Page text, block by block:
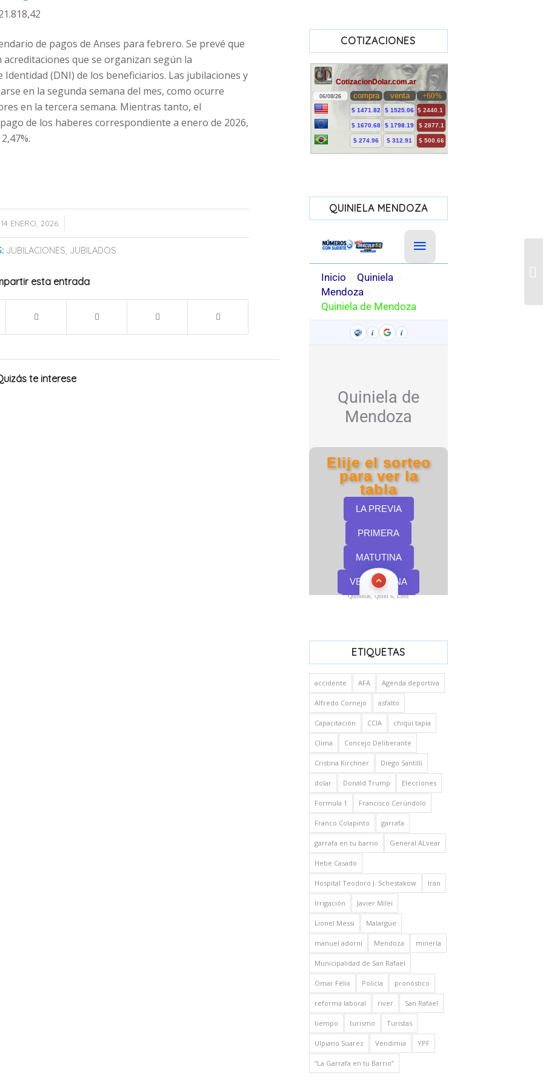
de pagos de Anses para febrero. Se prevé que
que se organizan según la
(DNI) de los beneficiarios. Las jubilaciones y
en la segunda semana del mes, como ocurre
en la tercera semana. Mientras tanto, el
de los haberes correspondiente a enero de 2026,
14 ENERO, 2026
/
JUBILACIONES, JUBILADOS
esta entrada
te interese
COTIZACIONES
QUINIELA MENDOZA
Quinielas, Quini 6, Loto
ETIQUETAS
accidente AFA Agenda deportiva
Alfredo Cornejo asfalto
Capacitación CCIA chiqui tapia
Clima Concejo Deliberante
Cristina Kirchner Diego Santilli
dolar Donald Trump Elecciones
Formula 1 Francisco Cerúndolo
Franco Colapinto garrafa
garrafa en tu barrio General ALvear
Hebe Casado
Hospital Teodoro J. Schestakow Iran
Irrigación Javier Milei
Lionel Messi Malargüe
manuel adorni Mendoza minería
Municipalidad de San Rafael
Omar Félix Policía pronóstico
reforma laboral river San Rafael
tiempo turismo Turistas
Ulpiano Suarez Vendimia YPF
“La Garrafa en tu Barrio”